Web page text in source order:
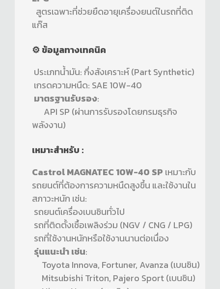
สูตรเฉพาะที่ช่วยยืดอายุเครื่องยนต์ในรถที่ติด
แก๊ส
⚙️ ข้อมูลทางเทคนิค
ประเภทน้ำมัน: กึ่งสังเคราะห์ (Part Synthetic)
เกรดความหนืด: SAE 10W-40
มาตรฐานรับรอง:
API SP (ผ่านการรับรองโดยกรมธุรกิจ
พลังงาน)
เหมาะสำหรับ :
Castrol MAGNATEC 10W-40 SP เหมาะกับ
รถยนต์ที่ต้องการความหนืดสูงขึ้น และใช้งานใน
สภาวะหนัก เช่น:
รถยนต์เครื่องเบนซินทั่วไป
รถที่ติดตั้งเชื้อเพลิงร่วม (NGV / CNG / LPG)
รถที่ใช้งานหนักหรือใช้งานนานต่อเนื่อง
รุ่นแนะนำ เช่น:
Toyota Innova, Fortuner, Avanza (เบนซิน)
Mitsubishi Triton, Pajero Sport (เบนซิน)